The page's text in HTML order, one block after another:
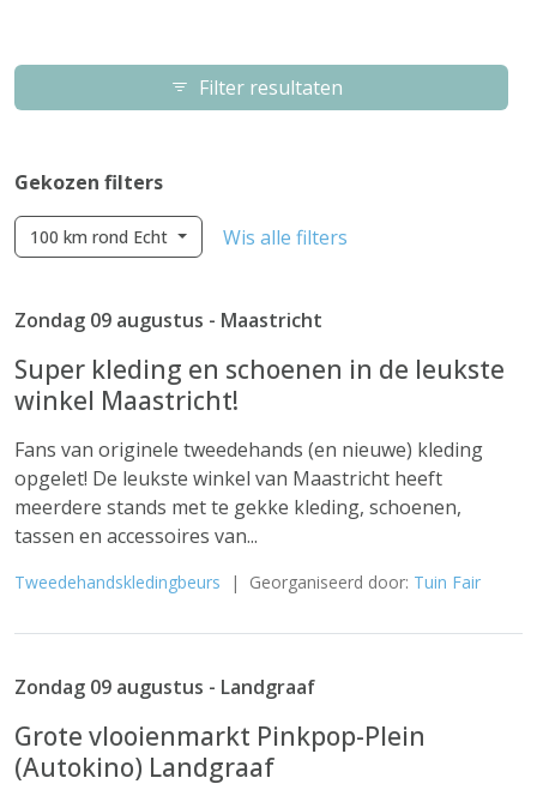
Filter resultaten
Gekozen filters
100 km rond Echt Wis alle filters
Zondag 09 augustus - Maastricht
Super kleding en schoenen in de leukste
winkel Maastricht!
Fans van originele tweedehands (en nieuwe) kleding
opgelet! De leukste winkel van Maastricht heeft
meerdere stands met te gekke kleding, schoenen,
tassen en accessoires van...
Tweedehandskledingbeurs | Georganiseerd door: Tuin Fair
Zondag 09 augustus - Landgraaf
Grote vlooienmarkt Pinkpop-Plein
(Autokino) Landgraaf